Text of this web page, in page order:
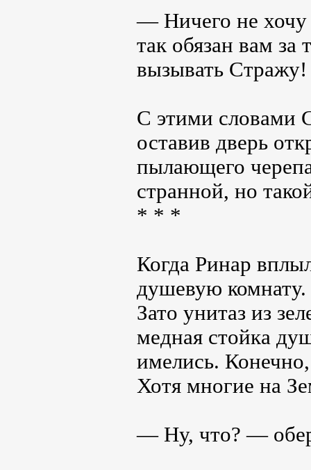
— Ничего не
так обязан вам
вызывать Стражу!
С этими словами
оставив дверь
пылающего
странной, но
* * *
Когда Ринар
душевую
Зато унитаз из
медная стойка
имелись.
Хотя многие на
— Ну, что? —